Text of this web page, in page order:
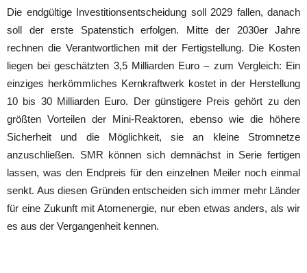
Die endgültige Investitionsentscheidung soll 2029 fallen, danach
soll der erste Spatenstich erfolgen. Mitte der 2030er Jahre
rechnen die Verantwortlichen mit der Fertigstellung. Die Kosten
liegen bei geschätzten 3,5 Milliarden Euro – zum Vergleich: Ein
einziges herkömmliches Kernkraftwerk kostet in der Herstellung
10 bis 30 Milliarden Euro. Der günstigere Preis gehört zu den
größten Vorteilen der Mini-Reaktoren, ebenso wie die höhere
Sicherheit und die Möglichkeit, sie an kleine Stromnetze
anzuschließen. SMR können sich demnächst in Serie fertigen
lassen, was den Endpreis für den einzelnen Meiler noch einmal
senkt. Aus diesen Gründen entscheiden sich immer mehr Länder
für eine Zukunft mit Atomenergie, nur eben etwas anders, als wir
es aus der Vergangenheit kennen.